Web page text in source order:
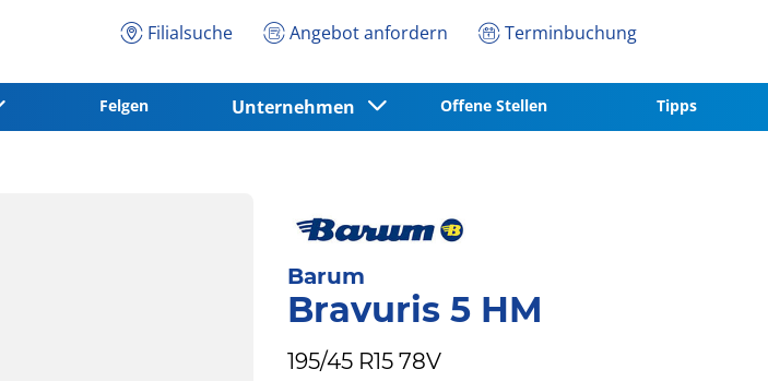
Filialsuche Angebot anfordern Terminbuchung
Felgen Unternehmen Offene Stellen Tipps
Barum
Bravuris 5 HM
195/45 R15 78V